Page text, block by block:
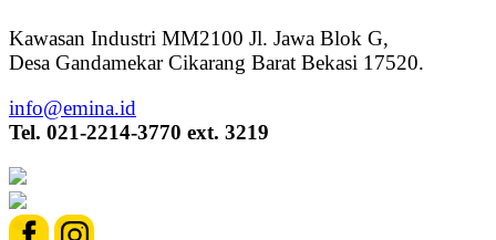
Kawasan Industri MM2100 Jl. Jawa Blok G,
Desa Gandamekar Cikarang Barat Bekasi 17520.
info@emina.id
Tel. 021-2214-3770 ext. 3219